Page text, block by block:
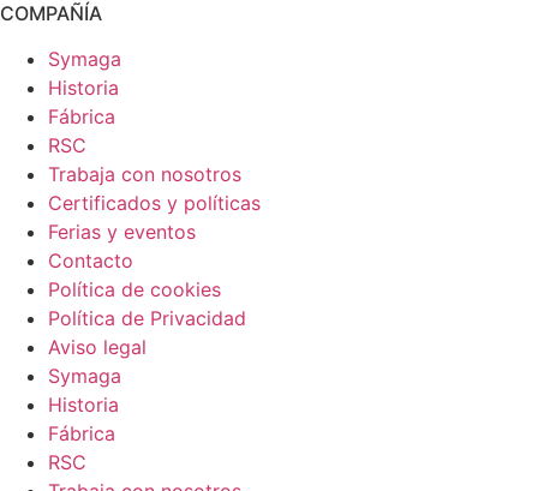
COMPAÑÍA
Symaga
Historia
Fábrica
RSC
Trabaja con nosotros
Certificados y políticas
Ferias y eventos
Contacto
Política de cookies
Política de Privacidad
Aviso legal
Symaga
Historia
Fábrica
RSC